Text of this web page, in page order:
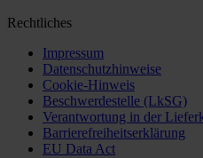
Rechtliches
Impressum
Datenschutzhinweise
Cookie-Hinweis
Beschwerdestelle (LkSG)
Verantwortung in der
Barrierefreiheitserklärung
EU Data Act